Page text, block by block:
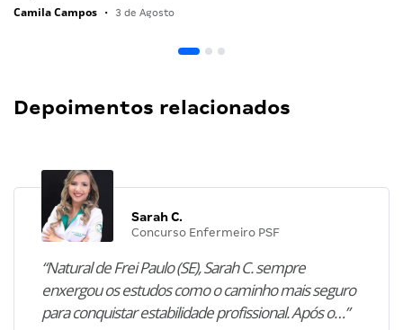
Camila Campos • 3 de Agosto
Depoimentos relacionados
Sarah C.
Concurso Enfermeiro PSF
“Natural de Frei Paulo (SE), Sarah C. sempre
enxergou os estudos como o caminho mais seguro
para conquistar estabilidade profissional. Após o…”